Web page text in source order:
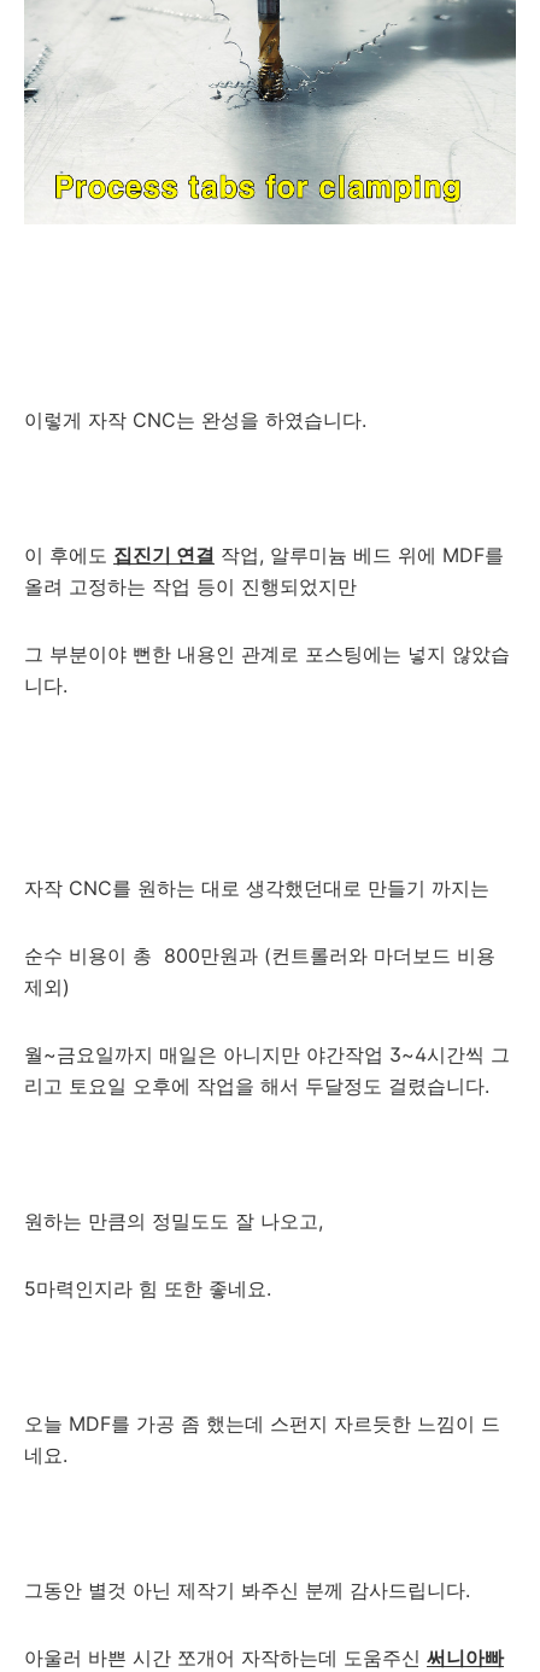
이렇게 자작 CNC는 완성을 하였습니다.
이 후에도 집진기 연결 작업, 알루미늄 베드 위에 MDF를
올려 고정하는 작업 등이 진행되었지만
그 부분이야 뻔한 내용인 관계로 포스팅에는 넣지 않았습
니다.
자작 CNC를 원하는 대로 생각했던대로 만들기 까지는
순수 비용이 총 800만원과 (컨트롤러와 마더보드 비용
제외)
월~금요일까지 매일은 아니지만 야간작업 3~4시간씩 그
리고 토요일 오후에 작업을 해서 두달정도 걸렸습니다.
원하는 만큼의 정밀도도 잘 나오고,
5마력인지라 힘 또한 좋네요.
오늘 MDF를 가공 좀 했는데 스펀지 자르듯한 느낌이 드
네요.
그동안 별것 아닌 제작기 봐주신 분께 감사드립니다.
아울러 바쁜 시간 쪼개어 자작하는데 도움주신 써니아빠